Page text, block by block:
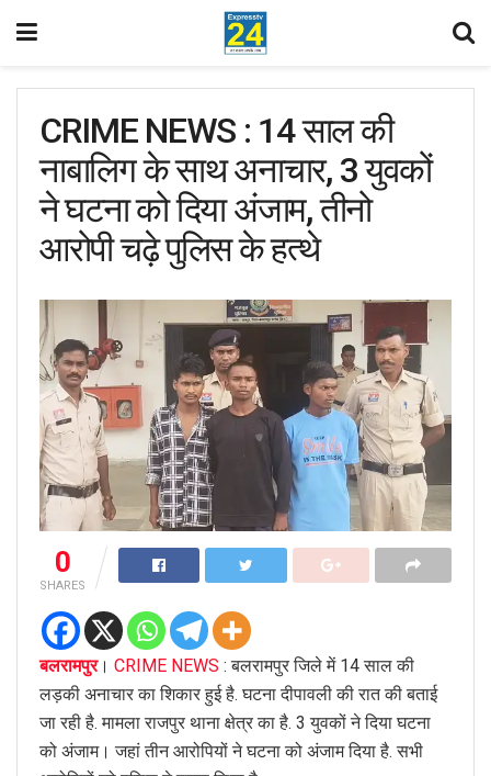
CRIME NEWS : 14 साल की
नाबालिग के साथ अनाचार, 3 युवकों
ने घटना को दिया अंजाम, तीनो
आरोपी चढ़े पुलिस के हत्थे
0
SHARES
बलरामपुर। CRIME NEWS : बलरामपुर जिले में 14 साल की
लड़की अनाचार का शिकार हुई है. घटना दीपावली की रात की बताई
जा रही है. मामला राजपुर थाना क्षेत्र का है. 3 युवकों ने दिया घटना
को अंजाम। जहां तीन आरोपियों ने घटना को अंजाम दिया है. सभी